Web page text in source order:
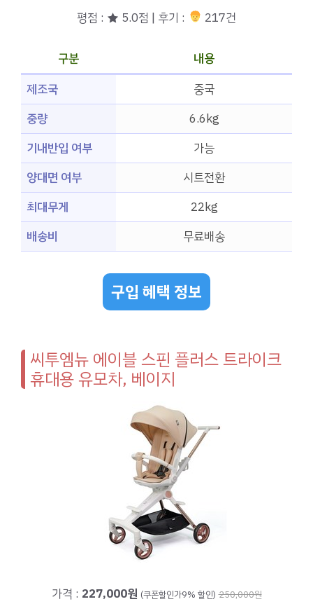
평점 : ★ 5.0점 | 후기 : 217건
구분
내용
제조국
중국
중량
6.6kg
기내반입 여부
가능
양대면 여부
시트전환
최대무게
22kg
배송비
무료배송
구입 혜택 정보
씨투엠뉴 에이블 스핀 플러스 트라이크
휴대용 유모차, 베이지
가격 : 227,000원 (쿠폰할인가9% 할인) 250,000원